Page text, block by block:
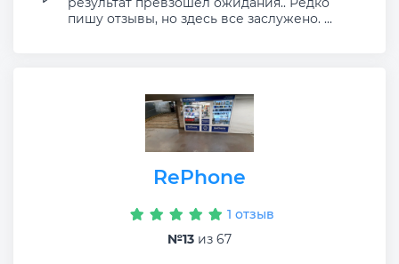
пишу отзывы, но здесь все заслужено. ...
RePhone
1 отзыв
№13 из 67